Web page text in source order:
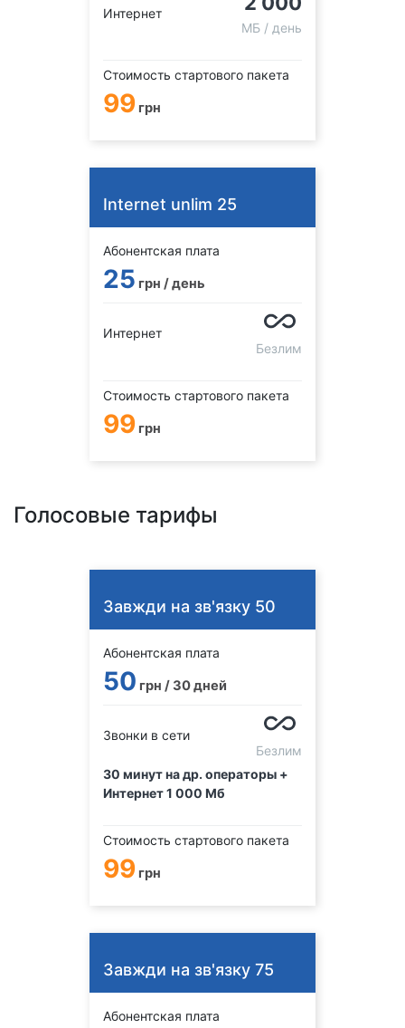
Интернет
МБ / день
Стоимость стартового пакета
99 грн
Internet unlim 25
Абонентская плата
25 грн / день
Интернет
Безлим
Стоимость стартового пакета
99 грн
Голосовые тарифы
Завжди на зв'язку 50
Абонентская плата
50 грн / 30 дней
Звонки в сети
Безлим
30 минут на др. операторы +
Интернет 1 000 Мб
Стоимость стартового пакета
99 грн
Завжди на зв'язку 75
Абонентская плата